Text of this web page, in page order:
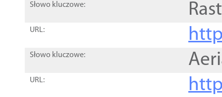
Słowo kluczowe:
URL:
Słowo kluczowe:
URL: